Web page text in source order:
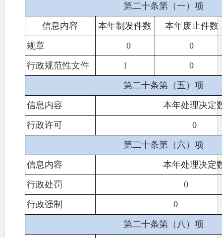
第二十条第（一）项
信息内容
本年制发件数
本年废止件数
规章
0
0
行政规范性文件
1
0
第二十条第（五）项
信息内容
本年处理决定
行政许可
0
第二十条第（六）项
信息内容
本年处理决定
行政处罚
0
行政强制
0
第二十条第（八）项